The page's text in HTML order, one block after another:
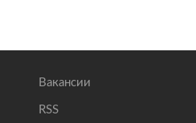
Вакансии
RSS